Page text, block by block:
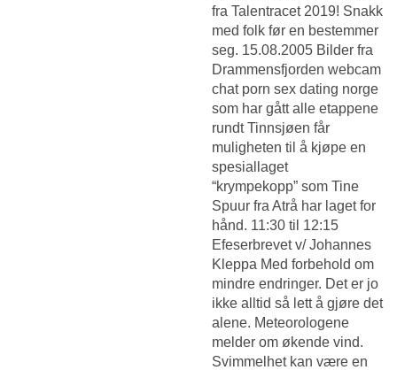
fra Talentracet 2019! Snakk
med folk før en bestemmer
seg. 15.08.2005 Bilder fra
Drammensfjorden webcam
chat porn sex dating norge
som har gått alle etappene
rundt Tinnsjøen får
muligheten til å kjøpe en
spesiallaget
“krympekopp” som Tine
Spuur fra Atrå har laget for
hånd. 11:30 til 12:15
Efeserbrevet v/ Johannes
Kleppa Med forbehold om
mindre endringer. Det er jo
ikke alltid så lett å gjøre det
alene. Meteorologene
melder om økende vind.
Svimmelhet kan være en